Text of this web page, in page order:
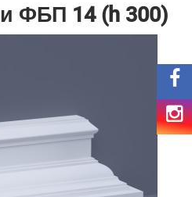
ФБП 14 (h 300)